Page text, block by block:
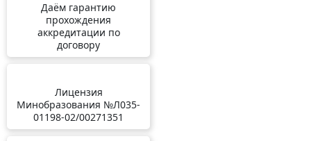
Даём гарантию
прохождения
аккредитации по
договору
Лицензия
Минобразования №Л035-
01198-02/00271351